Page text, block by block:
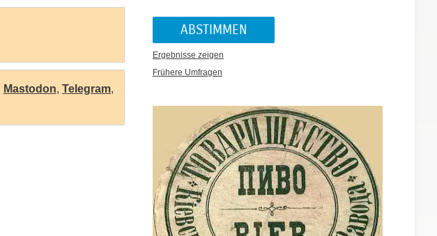
Mastodon, Telegram,
Ergebnisse zeigen
Frühere Umfragen